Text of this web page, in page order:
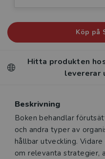
Köp på
Hitta produkten
levererar
Beskrivning
Beskrivning
Boken behandlar
och andra typer av
hållbar utveckling.
om relevanta strategier,